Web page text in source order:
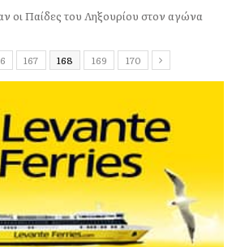
οι Παίδες του Ληξουρίου στον αγώνα
167 168 169 170